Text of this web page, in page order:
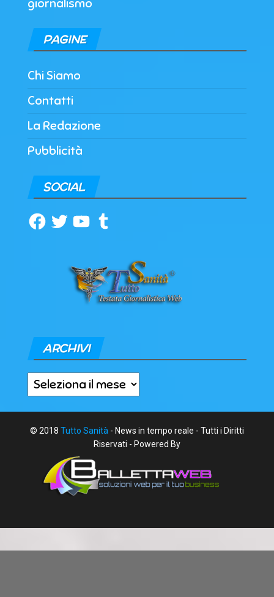
giornalismo
PAGINE
Chi Siamo
Contatti
La Redazione
Pubblicità
SOCIAL
Facebook
TwitterYouTubeTumblr
ARCHIVI
Archivi
© 2018 Tutto Sanità - News in tempo reale - Tutti i Diritti
Riservati - Powered By